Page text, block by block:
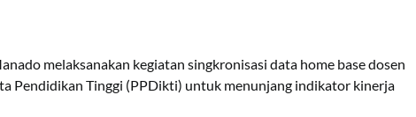
melaksanakan kegiatan singkronisasi data home base dosen
Pendidikan Tinggi (PPDikti) untuk menunjang indikator kinerja